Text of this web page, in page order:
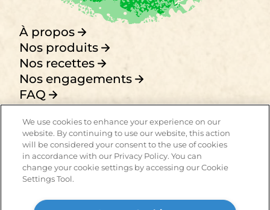
À propos
Nos produits
Nos recettes
Nos engagements
FAQ
confidentialité
Termes et conditions
Contactez-nous
We use cookies to enhance your experience on our
website. By continuing to use our website, this action
will be considered your consent to the use of cookies
in accordance with our Privacy Policy. You can
change your cookie settings by accessing our Cookie
Settings Tool.